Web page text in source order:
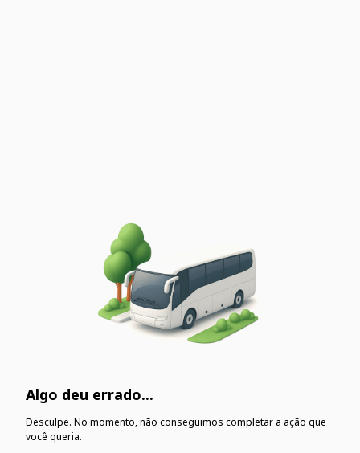
Algo deu errado...
Desculpe. No momento, não conseguimos completar a ação que
você queria.